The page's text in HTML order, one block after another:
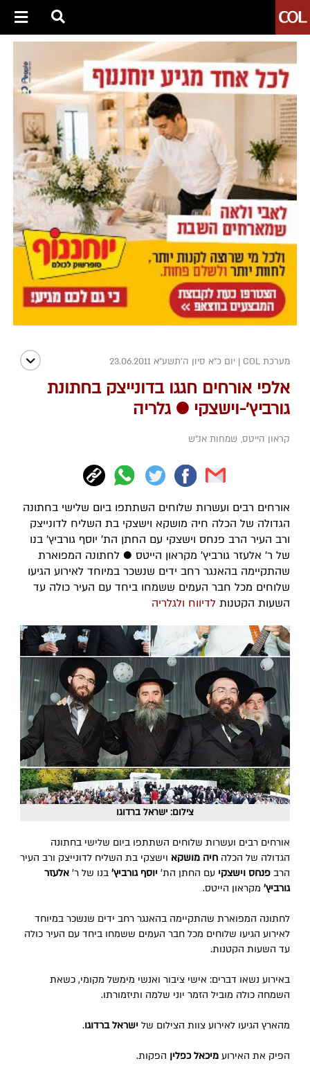
מערכת COL | יום כ"א סיון ה׳תשע״א 23.06.2011
אלפי אורחים חגגו בדונייצק בחתונת
גורביץ'-וישצקי ● גלריה
קראון הייטס, שמחות אנ"ש
אורחים רבים ועשרות שלוחים השתתפו ביום שלישי בחתונה
הגדולה של הכלה חיה מושקא וישצקי בת השליח לדונייצק
ורב העיר הרב פנחס וישצקי עם החתן הת' יוסף גורביץ' בנו
של ר' אלעזר גורביץ' מקראון הייטס ● לחתונה המפוארת
שהתקיימה בהאנגר רחב ידים שנשכר במיוחד לאירוע הגיעו
שלוחים מכל חבר העמים ששמחו ביחד עם העיר כולה עד
השעות הקטנות לדיווח ולגלריה
צילום: ישראל ברדוגו
אורחים רבים ועשרות שלוחים השתתפו ביום שלישי בחתונה
הגדולה של הכלה חיה מושקא וישצקי בת השליח לדונייצק ורב העיר
הרב פנחס וישצקי עם החתן הת' יוסף גורביץ'בנו של ר' אלעזר
גורביץ'מקראון הייטס.
לחתונה המפוארת שהתקיימה בהאנגר רחב ידים שנשכר במיוחד
לאירוע הגיעו שלוחים מכל חבר העמים ששמחו ביחד עם העיר כולה
עד השעות הקטנות.
באירוע נשאו דברים: אישי ציבור ואנשי מימשל מקומי, כשאת
השמחה כולה מוביל הזמר יוני שלמה ותיזמורתו.
מהארץ הגיעו לאירוע צוות הצילום של ישראל ברדוגו.
הפיק את האירוע מיכאל כפלין הפקות.